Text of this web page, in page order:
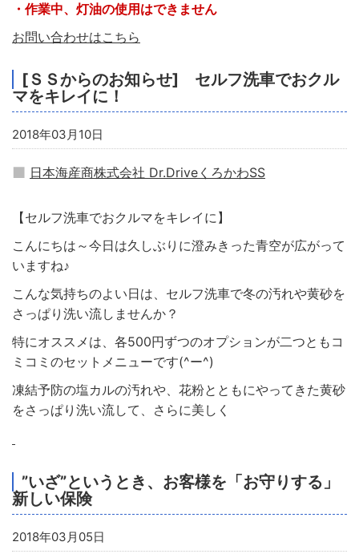
・作業中、灯油の使用はできません
お問い合わせはこちら
[ＳＳからのお知らせ] セルフ洗車でおクル
マをキレイに！
2018年03月10日
日本海産商株式会社 Dr.DriveくろかわSS
【セルフ洗車でおクルマをキレイに】
こんにちは～今日は久しぶりに澄みきった青空が広がって
いますね♪
こんな気持ちのよい日は、セルフ洗車で冬の汚れや黄砂を
さっぱり洗い流しませんか？
特にオススメは、各500円ずつのオプションが二つともコ
ミコミのセットメニューです(^ー^)
凍結予防の塩カルの汚れや、花粉とともにやってきた黄砂
をさっぱり洗い流して、さらに美しく
”いざ”というとき、お客様を「お守りする」
新しい保険
2018年03月05日